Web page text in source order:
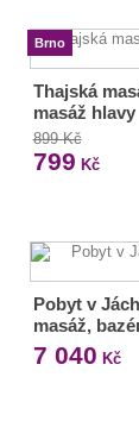
Brno
Thajská
masáž hlavy
899 Kč
799 Kč
Pobyt v
masáž,
7 040 Kč